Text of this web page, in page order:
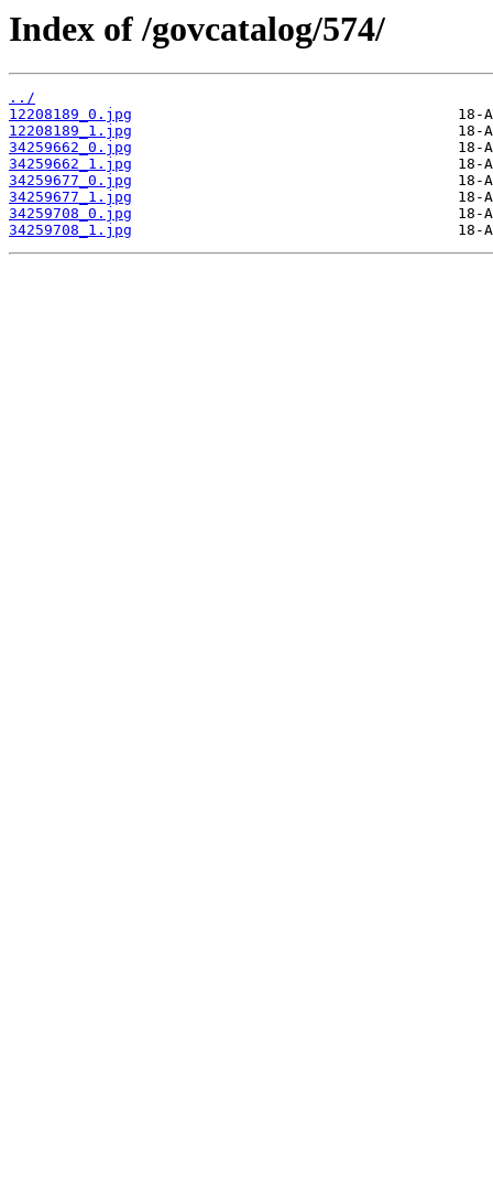
Index of /govcatalog/574/
../
12208189_0.jpg
12208189_1.jpg
34259662_0.jpg
34259662_1.jpg
34259677_0.jpg
34259677_1.jpg
34259708_0.jpg
34259708_1.jpg